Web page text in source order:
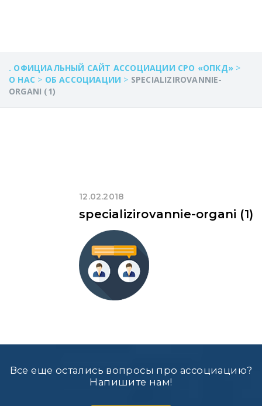
. ОФИЦИАЛЬНЫЙ САЙТ АССОЦИАЦИИ СРО «ОПКД» >
О НАС > ОБ АССОЦИАЦИИ > SPECIALIZIROVANNIE-
ORGANI (1)
12.02.2018
specializirovannie-organi (1)
Все еще остались вопросы про ассоциацию?
Напишите нам!